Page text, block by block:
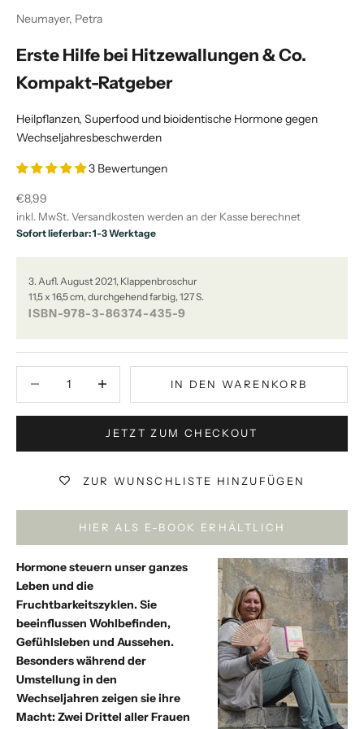
Neumayer, Petra
Erste Hilfe bei Hitzewallungen & Co.
Kompakt-Ratgeber
Heilpflanzen, Superfood und bioidentische Hormone gegen
Wechseljahresbeschwerden
3 Bewertungen
Angebot
€8,99
inkl. MwSt. Versandkosten werden an der Kasse berechnet
Sofort lieferbar: 1-3 Werktage
3. Aufl. August 2021, Klappenbroschur
11,5 x 16,5 cm, durchgehend farbig, 127 S.
ISBN-978-3-86374-435-9
IN DEN WARENKORB
JETZT ZUM CHECKOUT
ZUR WUNSCHLISTE HINZUFÜGEN
HIER ALS E-BOOK ERHÄLTLICH
Hormone steuern unser ganzes
Leben und die
Fruchtbarkeitszyklen. Sie
beeinflussen Wohlbefinden,
Gefühlsleben und Aussehen.
Besonders während der
Umstellung in den
Wechseljahren zeigen sie ihre
Macht: Zwei Drittel aller Frauen